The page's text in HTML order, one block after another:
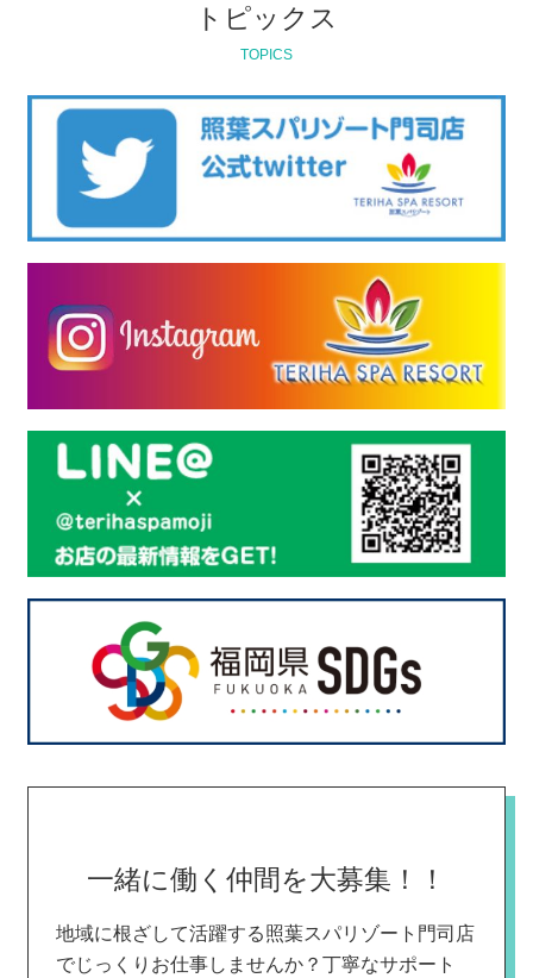
トピックス
TOPICS
一緒に働く仲間を大募集！！
地域に根ざして活躍する照葉スパリゾート門司店
でじっくりお仕事しませんか？ 丁寧なサポート